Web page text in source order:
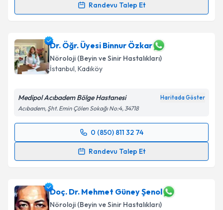
Randevu Talep Et
takvim hazırlandığında e-posta ile bilgilendireceğiz.
E-posta Adresiniz
Kişisel verilerimin işlenmesine ilişkin
Metni'ni okudum ve kişisel verilerimin belirtilen
kapsamda işlenmesini kabul ediyorum.
Takvim Talebini Gönder
Dr. Öğr. Üyesi Binnur Özkar
Nöroloji (Beyin ve Sinir Hastalıkları)
İstanbul, Kadıköy
Medipol Acıbadem Bölge Hastanesi Haritada Göster
Acıbadem, Şht. Emin Çölen Sokağı No:4, 34718
0 (850) 811 32 74
Randevu Talep Et
Randevu Takvimi Talebi
için bir takvim hazırlandığında e-posta ile
bilgilendireceğiz.
Doç. Dr. Mehmet Güney Şenol
Nöroloji (Beyin ve Sinir Hastalıkları)